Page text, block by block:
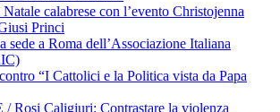
calabrese con l’evento Christojenna
Princi
sede a Roma dell’Associazione Italiana
“I Cattolici e la Politica vista da Papa
Rosi Caligiuri: Contrastare la violenza